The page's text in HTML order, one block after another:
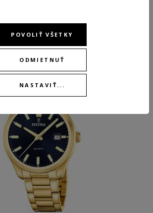
ODPORÚČANÉ PRODUKTY
POVOLIŤ VŠETKY
ODMIETNUŤ
NASTAVIŤ...